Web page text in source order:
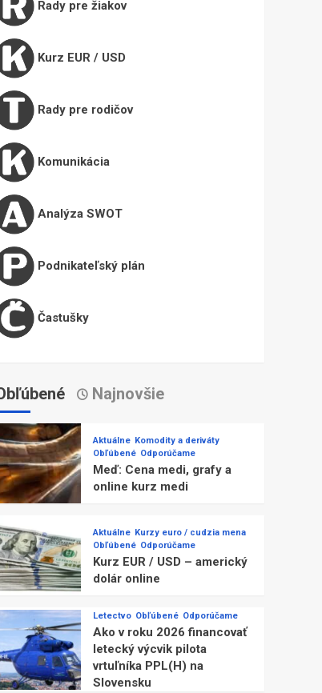
Rady pre žiakov
Kurz EUR / USD
Rady pre rodičov
Komunikácia
Analýza SWOT
Podnikateľský plán
Častušky
Najnovšie
Aktuálne Komodity a deriváty
Obľúbené Odporúčame
Meď: Cena medi, grafy a
online kurz medi
Aktuálne Kurzy euro / cudzia mena
Obľúbené Odporúčame
Kurz EUR / USD – americký
dolár online
Letectvo Obľúbené Odporúčame
Ako v roku 2026 financovať
letecký výcvik pilota
vrtuľníka PPL(H) na
Slovensku